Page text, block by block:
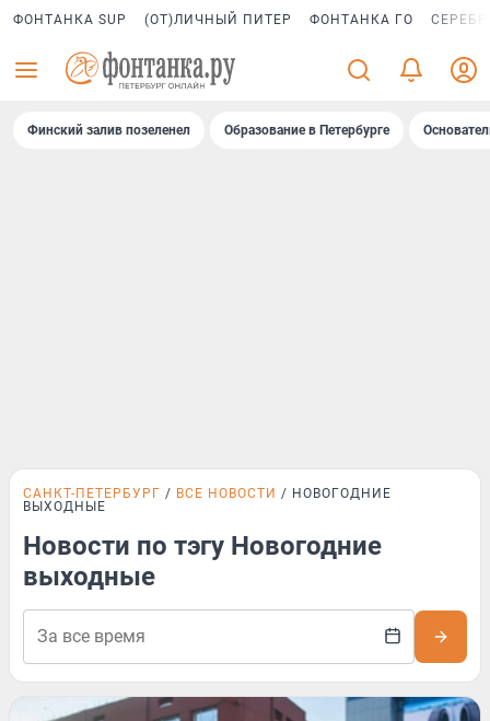
ФОНТАНКА SUP (ОТ)ЛИЧНЫЙ ПИТЕР ФОНТАНКА ГО
Финский залив позеленел Образование в Петербурге
САНКТ-ПЕТЕРБУРГ ВСЕ НОВОСТИ
НОВОГОДНИЕ
ВЫХОДНЫЕ
Новости по тэгу Новогодние
выходные